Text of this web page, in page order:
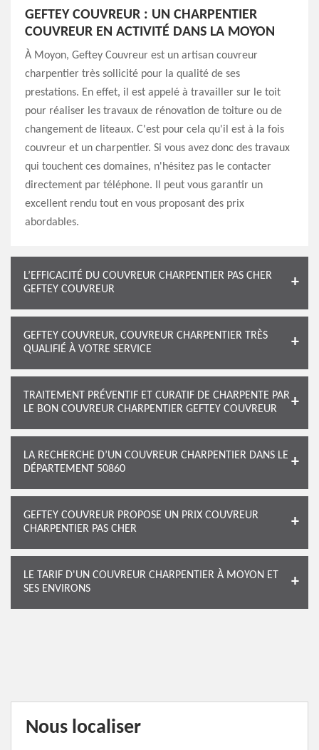
GEFTEY COUVREUR : UN CHARPENTIER
COUVREUR EN ACTIVITÉ DANS LA MOYON
À Moyon, Geftey Couvreur est un artisan couvreur
charpentier très sollicité pour la qualité de ses
prestations. En effet, il est appelé à travailler sur le toit
pour réaliser les travaux de rénovation de toiture ou de
changement de liteaux. C'est pour cela qu'il est à la fois
couvreur et un charpentier. Si vous avez donc des travaux
qui touchent ces domaines, n'hésitez pas le contacter
directement par téléphone. Il peut vous garantir un
excellent rendu tout en vous proposant des prix
abordables.
L’EFFICACITÉ DU COUVREUR CHARPENTIER PAS CHER
GEFTEY COUVREUR
GEFTEY COUVREUR, COUVREUR CHARPENTIER TRÈS
QUALIFIÉ À VOTRE SERVICE
TRAITEMENT PRÉVENTIF ET CURATIF DE CHARPENTE PAR
LE BON COUVREUR CHARPENTIER GEFTEY COUVREUR
LA RECHERCHE D’UN COUVREUR CHARPENTIER DANS LE
DÉPARTEMENT 50860
GEFTEY COUVREUR PROPOSE UN PRIX COUVREUR
CHARPENTIER PAS CHER
LE TARIF D'UN COUVREUR CHARPENTIER À MOYON ET
SES ENVIRONS
Nous localiser